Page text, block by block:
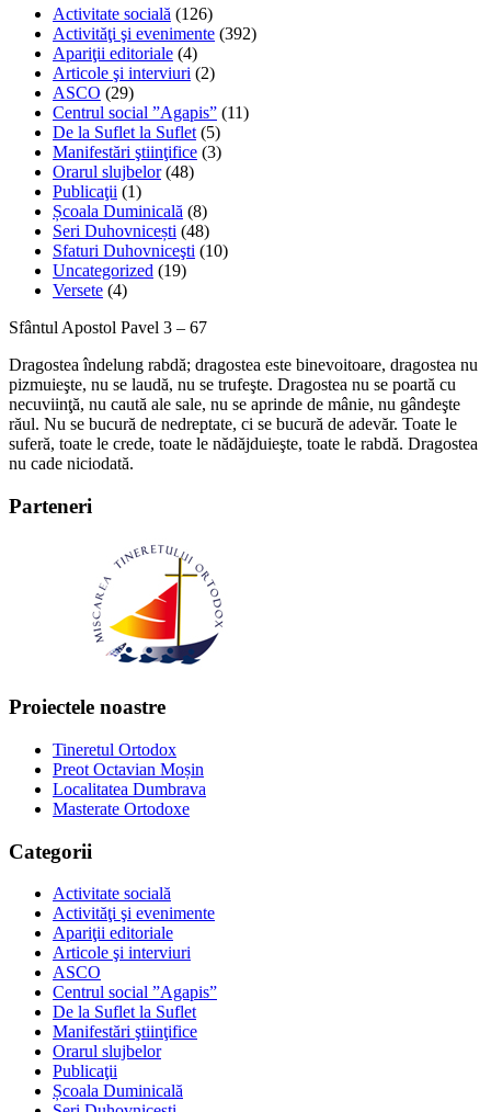
Activitate socială (126)
Activităţi şi evenimente (392)
Apariţii editoriale (4)
Articole şi interviuri (2)
ASCO (29)
Centrul social ”Agapis” (11)
De la Suflet la Suflet (5)
Manifestări ştiinţifice (3)
Orarul slujbelor(48)
Publicaţii (1)
Școala Duminicală (8)
Seri Duhovnicești (48)
Sfaturi Duhovniceşti (10)
Uncategorized (19)
Versete (4)
Sfântul Apostol Pavel 3 – 67
Dragostea îndelung rabdă; dragostea este binevoitoare, dragostea nu
pizmuieşte, nu se laudă, nu se trufeşte. Dragostea nu se poartă cu
necuviinţă, nu caută ale sale, nu se aprinde de mânie, nu gândeşte
răul. Nu se bucură de nedreptate, ci se bucură de adevăr. Toate le
suferă, toate le crede, toate le nădăjduieşte, toate le rabdă. Dragostea
nu cade niciodată.
Parteneri
Proiectele noastre
Tineretul Ortodox
Preot Octavian Moșin
Localitatea Dumbrava
Masterate Ortodoxe
Categorii
Activitate socială
Activităţi şi evenimente
Apariţii editoriale
Articole şi interviuri
ASCO
Centrul social ”Agapis”
De la Suflet la Suflet
Manifestări ştiinţifice
Orarul slujbelor
Publicaţii
Școala Duminicală